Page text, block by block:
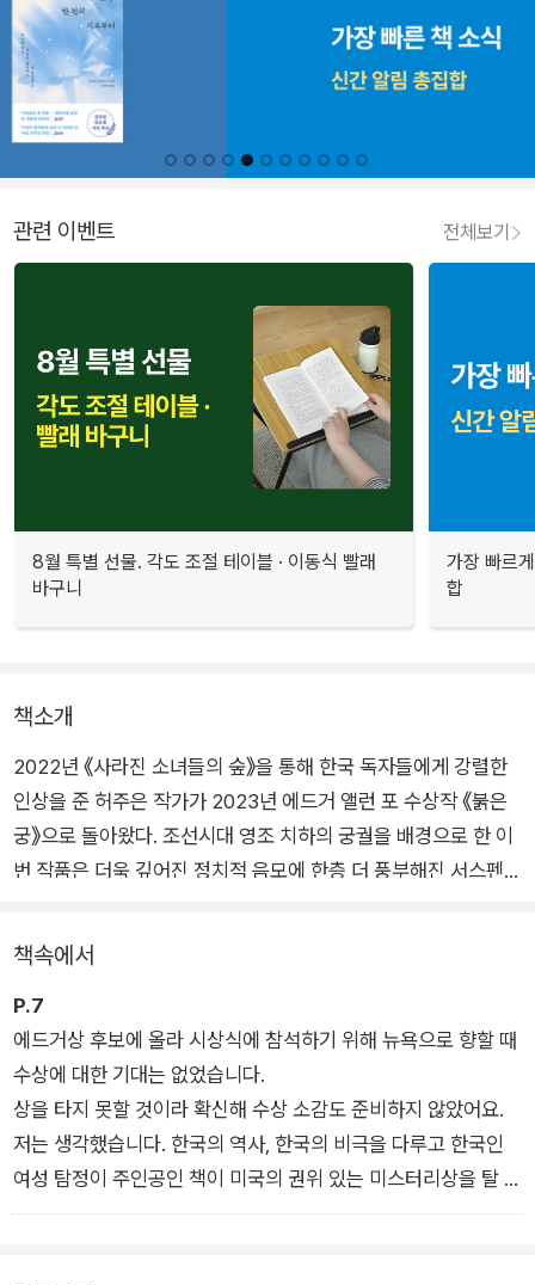
관련 이벤트 전체보기
8월 특별 선물. 각도 조절 테이블 · 이동식 빨래
바구니
가장 빠르
합
책소개
2022년 《사라진 소녀들의 숲》을 통해 한국 독자들에게 강렬한
인상을 준 허주은 작가가 2023년 에드거 앨런 포 수상작 《붉은
궁》으로 돌아왔다. 조선시대 영조 치하의 궁궐을 배경으로 한 이
번 작품은 더욱 깊어진 정치적 음모에 한층 더 풍부해진 서스펜스
수 있도록 한다. 뿐만 아니라 로맨스 요소까지 가미되어 더 다채
로운 읽을거리를 선사한다.
이야기는 1758년 조선, 혜민서에서 네 명의 여인이 살해당하는
것으로 시작된다. 의녀 현은 자신의 스승인 정수가 이 사건과 관
련하여 누명을 썼다는 것을 알게 된다. 형조판서인 아버지와 기생
출신 어머니 사이에서 태어난 현은 출신과 성별의 장벽을 느끼고,
의녀가 되기 위해 혜민서에서 밤낮으로 공부해 왔다.
책속에서
P.7
에드거상 후보에 올라 시상식에 참석하기 위해 뉴욕으로 향할 때
수상에 대한 기대는 없었습니다.
상을 타지 못할 것이라 확신해 수상 소감도 준비하지 않았어요.
저는 생각했습니다. 한국의 역사, 한국의 비극을 다루고 한국인
여성 탐정이 주인공인 책이 미국의 권위 있는 미스터리상을 탈 리
가 없잖아? 그래서 수상자로 호명되었을 때 눈물을 흘리고 말았